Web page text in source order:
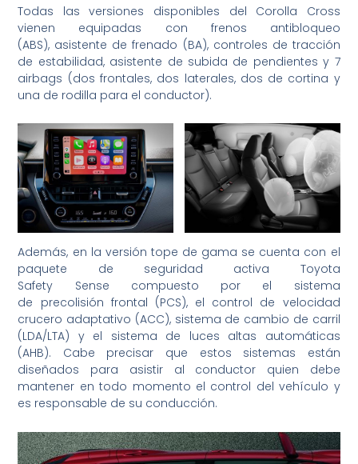
Todas las versiones disponibles del Corolla Cross
vienen equipadas con frenos antibloqueo
(ABS), asistente de frenado (BA), controles de tracción
de estabilidad, asistente de subida de pendientes y 7
airbags (dos frontales, dos laterales, dos de cortina y
una de rodilla para el conductor).
Además, en la versión tope de gama se cuenta con el
paquete de seguridad activa Toyota
Safety Sense compuesto por el sistema
de precolisión frontal (PCS), el control de velocidad
crucero adaptativo (ACC), sistema de cambio de carril
(LDA/LTA) y el sistema de luces altas automáticas
(AHB). Cabe precisar que estos sistemas están
diseñados para asistir al conductor quien debe
mantener en todo momento el control del vehículo y
es responsable de su conducción.